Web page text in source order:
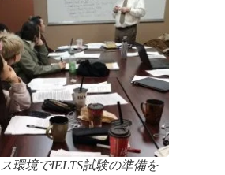
環境でIELTS試験の準備を